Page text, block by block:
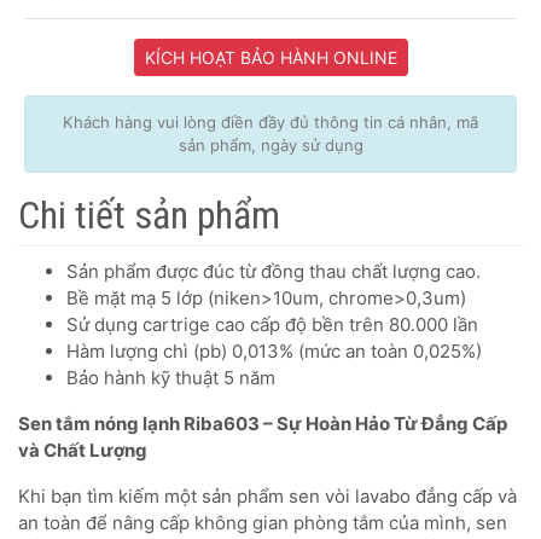
KÍCH HOẠT BẢO HÀNH ONLINE
Khách hàng vui lòng điền đầy đủ thông tin cá nhân, mã
sản phẩm, ngày sử dụng
Chi tiết sản phẩm
Sản phẩm được đúc từ đồng thau chất lượng cao.
Bề mặt mạ 5 lớp (niken>10um, chrome>0,3um)
Sử dụng cartrige cao cấp độ bền trên 80.000 lần
Hàm lượng chì (pb) 0,013% (mức an toàn 0,025%)
Bảo hành kỹ thuật 5 năm
Sen tắm nóng lạnh Riba603 – Sự Hoàn Hảo Từ Đẳng Cấp
và Chất Lượng
Khi bạn tìm kiếm một sản phẩm sen vòi lavabo đẳng cấp và
an toàn để nâng cấp không gian phòng tắm của mình, sen